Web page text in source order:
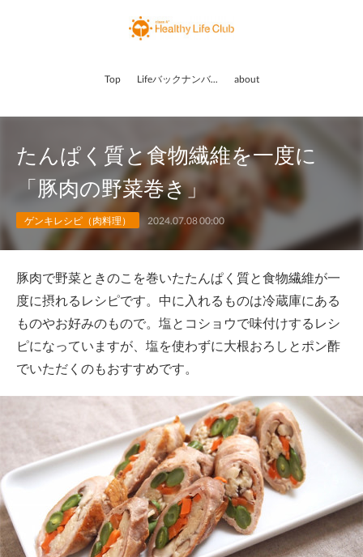
Top Lifeバックナンバー about
たんぱく質と食物繊維を一度に
「豚肉の野菜巻き」
ゲンキレシピ（肉料理） 2024.07.08 00:00
豚肉で野菜ときのこを巻いたたんぱく質と食物繊維が一
度に摂れるレシピです。中に入れるものは冷蔵庫にある
ものやお好みのもので。塩とコショウで味付けするレシ
ピになっていますが、塩を使わずに大根おろしとポン酢
でいただくのもおすすめです。